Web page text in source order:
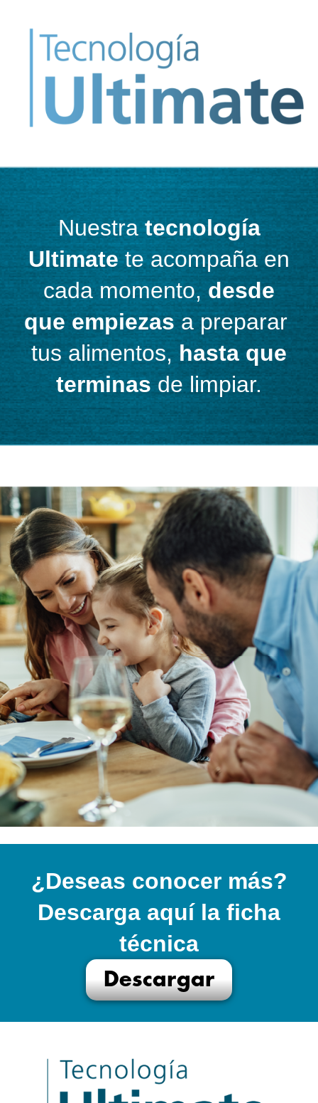
Nuestratecnología
Ultimatete acompaña en
cada momento,desde
que empiezasa preparar
tus alimentos,hasta que
terminasde limpiar.
¿Deseas conocer más?
Descarga aquí la ficha
técnica
Descargar